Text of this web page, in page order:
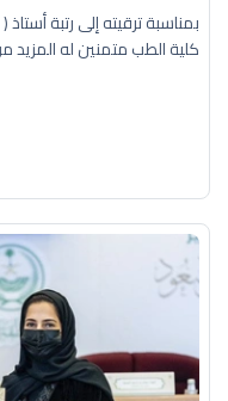
بمناسبة ترقيته إلى رتبة
كلية الطب متمنين له المزيد